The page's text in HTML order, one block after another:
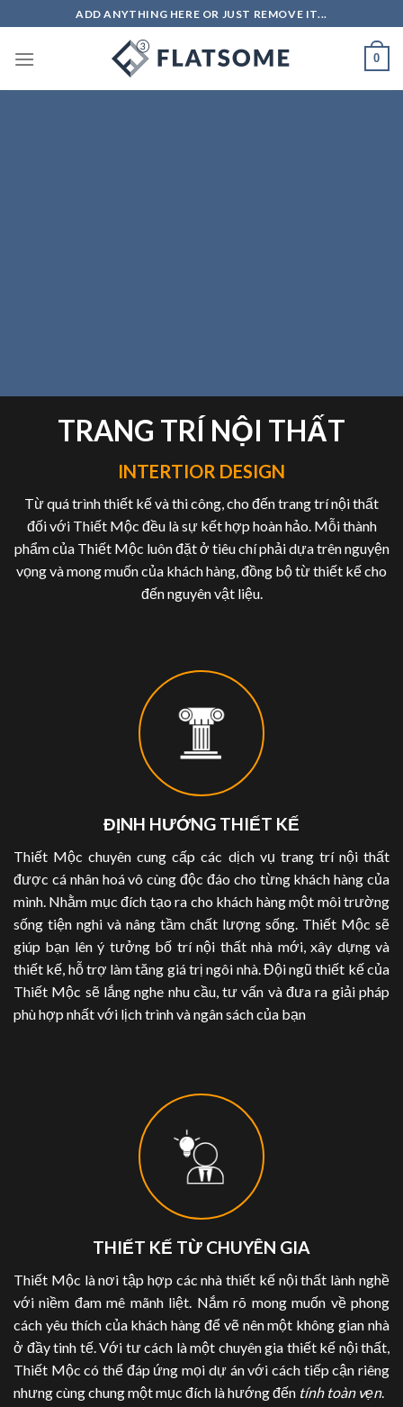
to
content
ADD ANYTHING HERE OR JUST REMOVE IT...
0
TRANG TRÍ NỘI THẤT
INTERTIOR DESIGN
Từ quá trình thiết kế và thi công, cho đến trang trí nội thất
đối với Thiết Mộc đều là sự kết hợp hoàn hảo. Mỗi thành
phẩm của Thiết Mộc luôn đặt ở tiêu chí phải dựa trên nguyện
vọng và mong muốn của khách hàng, đồng bộ từ thiết kế cho
đến nguyên vật liệu.
ĐỊNH HƯỚNG THIẾT KẾ
Thiết Mộc chuyên cung cấp các dịch vụ trang trí nội thất
được cá nhân hoá vô cùng độc đáo cho từng khách hàng của
mình. Nhằm mục đích tạo ra cho khách hàng một môi trường
sống tiện nghi và nâng tầm chất lượng sống. Thiết Mộc sẽ
giúp bạn lên ý tưởng bố trí nội thất nhà mới, xây dựng và
thiết kế, hỗ trợ làm tăng giá trị ngôi nhà. Đội ngũ thiết kế của
Thiết Mộc sẽ lắng nghe nhu cầu, tư vấn và đưa ra giải pháp
phù hợp nhất với lịch trình và ngân sách của bạn
THIẾT KẾ TỪ CHUYÊN GIA
Thiết Mộc là nơi tập hợp các nhà thiết kế nội thất lành nghề
với niềm đam mê mãnh liệt. Nắm rõ mong muốn về phong
cách yêu thích của khách hàng để vẽ nên một không gian nhà
ở đầy tinh tế. Với tư cách là một chuyên gia thiết kế nội thất,
Thiết Mộc có thể đáp ứng mọi dự án với cách tiếp cận riêng
nhưng cùng chung một mục đích là hướng đến tính toàn vẹn.